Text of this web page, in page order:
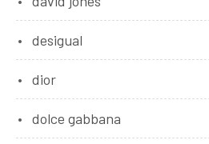
desigual
dior
dolce gabbana